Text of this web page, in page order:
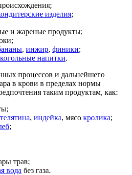
изделия;
и жареные продукты;
, инжир, финики;
напитки.
процессов и дальнейшего
в крови в пределах нормы
таким продуктам, как:
телятина, индейка, мясо кролика;
;
трав;
вода без газа.